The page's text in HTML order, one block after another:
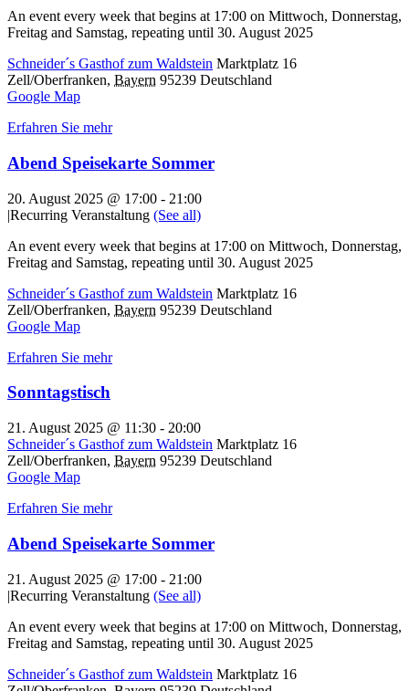
An event every week that begins at 17:00 on Mittwoch, Donnerstag,
Freitag and Samstag, repeating until 30. August 2025
Schneider´s Gasthof zum Waldstein Marktplatz 16
Zell/Oberfranken, Bayern 95239 Deutschland
Google Map
Erfahren Sie mehr
Abend Speisekarte Sommer
20. August 2025 @ 17:00 - 21:00
|Recurring Veranstaltung (See all)
An event every week that begins at 17:00 on Mittwoch, Donnerstag,
Freitag and Samstag, repeating until 30. August 2025
Schneider´s Gasthof zum Waldstein Marktplatz 16
Zell/Oberfranken, Bayern 95239 Deutschland
Google Map
Erfahren Sie mehr
Sonntagstisch
21. August 2025 @ 11:30 - 20:00
Schneider´s Gasthof zum Waldstein Marktplatz 16
Zell/Oberfranken, Bayern 95239 Deutschland
Google Map
Erfahren Sie mehr
Abend Speisekarte Sommer
21. August 2025 @ 17:00 - 21:00
|Recurring Veranstaltung (See all)
An event every week that begins at 17:00 on Mittwoch, Donnerstag,
Freitag and Samstag, repeating until 30. August 2025
Schneider´s Gasthof zum Waldstein Marktplatz 16